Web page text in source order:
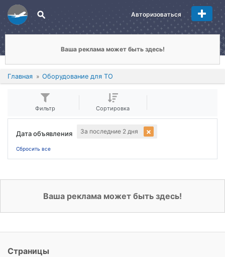
Авторизоваться
Ваша реклама может быть здесь!
Главная Оборудование для ТО
Фильтр Сортировка
Дата объявления За последние 2 дня
Сбросить все
Ваша реклама может быть здесь!
Страницы